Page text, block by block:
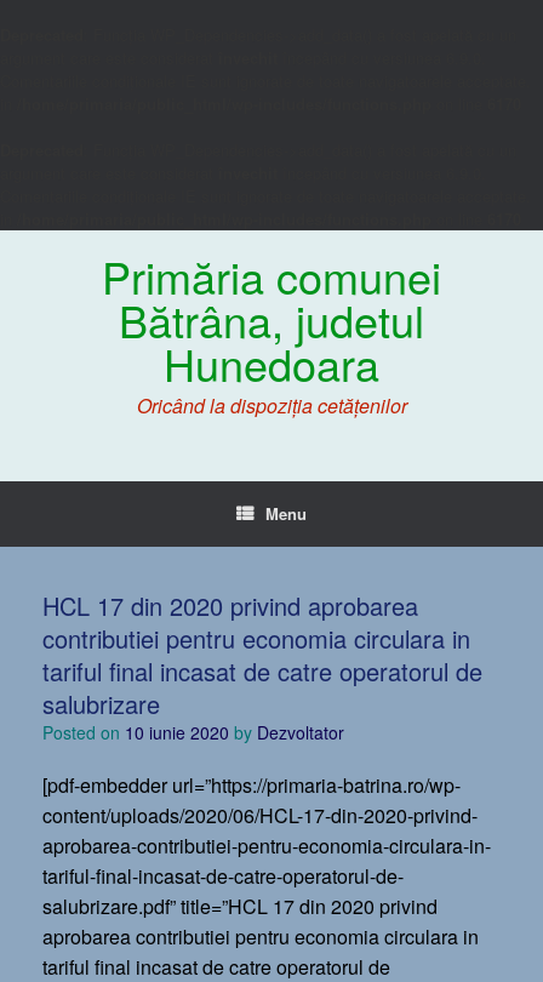
Primăria comunei
Bătrâna, judetul
Hunedoara
Oricând la dispoziția cetățenilor
Menu
HCL 17 din 2020 privind aprobarea
contributiei pentru economia circulara in
tariful final incasat de catre operatorul de
salubrizare
Posted on 10 iunie 2020 by Dezvoltator
[pdf-embedder url=”https://primaria-batrina.ro/wp-
content/uploads/2020/06/HCL-17-din-2020-privind-
aprobarea-contributiei-pentru-economia-circulara-in-
tariful-final-incasat-de-catre-operatorul-de-
salubrizare.pdf” title=”HCL 17 din 2020 privind
aprobarea contributiei pentru economia circulara in
tariful final incasat de catre operatorul de